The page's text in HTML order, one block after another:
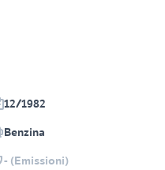
12/1982
Benzina
- (Emissioni)